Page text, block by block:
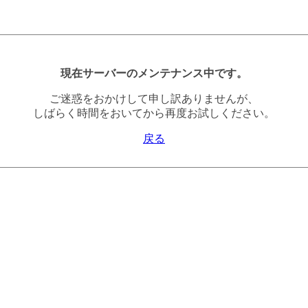
現在サーバーのメンテナンス中です。
ご迷惑をおかけして申し訳ありませんが、
しばらく時間をおいてから再度お試しください。
戻る